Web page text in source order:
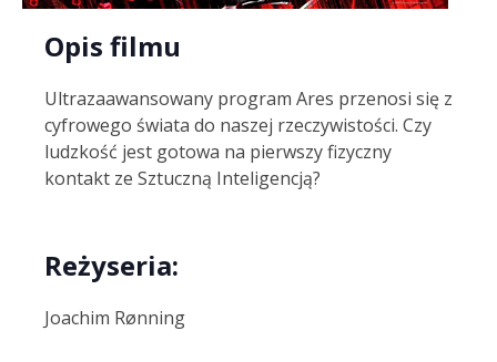
Opis filmu
Ultrazaawansowany program Ares przenosi się z
cyfrowego świata do naszej rzeczywistości. Czy
ludzkość jest gotowa na pierwszy fizyczny
kontakt ze Sztuczną Inteligencją?
Reżyseria:
Joachim Rønning